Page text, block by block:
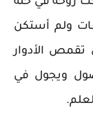
ولم أستكن
تقمص الأدوار
ويجول في